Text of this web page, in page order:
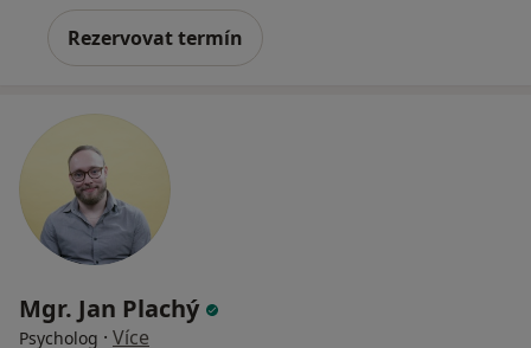
Rezervovat termín
Mgr. Jan Plachý
Psycholog · Více